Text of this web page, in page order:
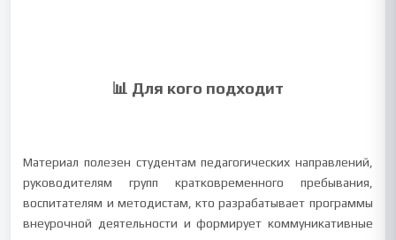
📊 Для кого подходит
Материал полезен студентам педагогических направлений,
руководителям групп кратковременного пребывания,
воспитателям и методистам, кто разрабатывает программы
внеурочной деятельности и формирует коммуникативные